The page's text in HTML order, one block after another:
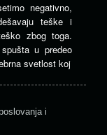
negativno,
teške i
zbog toga.
u predeo
svetlost koj
i